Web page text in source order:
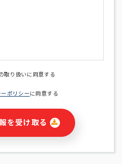
ため
関連する情報(当社及び第三者の
・宣伝を含みますが、それらに
取り扱いに同意する
ポリシーに同意する
を受け取る